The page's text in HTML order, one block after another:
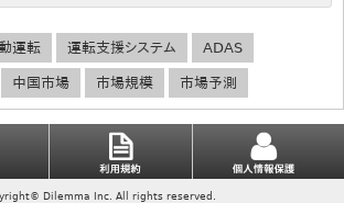
運転 運転支援システム ADAS
中国市場 市場規模 市場予測
Dilemma Inc. All rights reserved.